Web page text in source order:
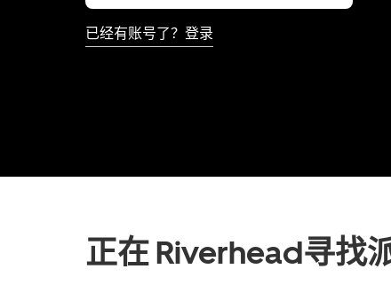
已经有账号了？登录
正在 Riverhead寻找